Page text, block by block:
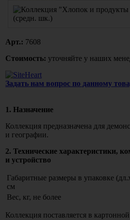
Арт.: 7608
Стоимость: уточняйте у наших
Задать нам вопрос по данному
1. Назначение
Коллекция предназначена для
и географии.
2. Технические характеристики,
и устройство
Габаритные размеры в упаковке (дл
см
Вес, кг, не более
Коллекция поставляется в